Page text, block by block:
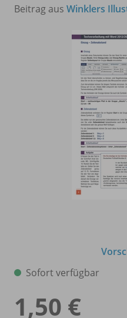
Beitrag aus Winklers
Sofort verfügbar
1,50 €